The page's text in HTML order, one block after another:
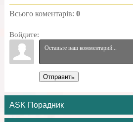
Всього коментарів: 0
Войдите:
Отправить
ASK Порадник